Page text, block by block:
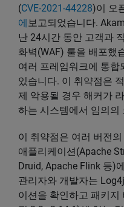
(CVE-2021-44228)이 오
에 보고되었습니다.
난 24시간 동안 고객과
화벽(WAF) 룰을 배포했
여러 프레임워크에 통합
있습니다. 이 취약점은
제 악용될 경우 해커가
하는 시스템에서 임의의
이 취약점은 여러 버전
애플리케이션(Apache
Druid, Apache Flink 등)
관리자와 개발자는
이션을 확인하고 패키지